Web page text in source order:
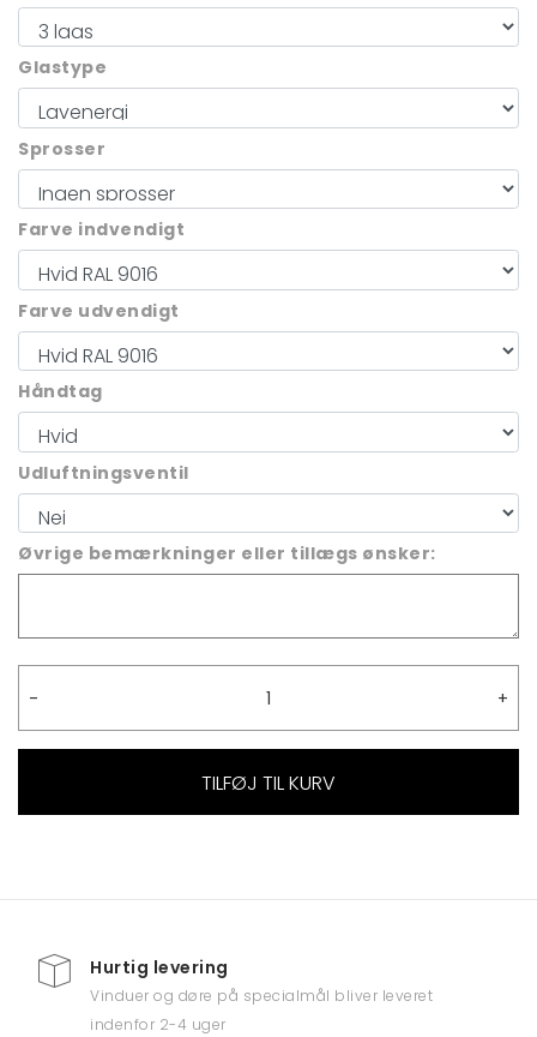
Glastype
Sprosser
Farve indvendigt
Farve udvendigt
Håndtag
Udluftningsventil
Øvrige bemærkninger eller tillægs ønsker:
TILFØJ TIL KURV
Hurtig levering
Vinduer og døre på specialmål bliver leveret
indenfor 2-4 uger